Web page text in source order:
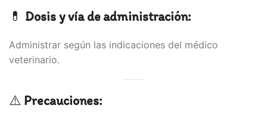
💊 Dosis y vía de administración:
Administrar según las indicaciones del médico
veterinario.
⚠️ Precauciones: